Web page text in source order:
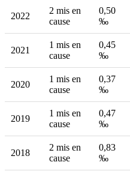
2022
2 mis en
cause
0,50
‰
2021
1 mis en
cause
0,45
‰
2020
1 mis en
cause
0,37
‰
2019
1 mis en
cause
0,47
‰
2018
2 mis en
cause
0,83
‰